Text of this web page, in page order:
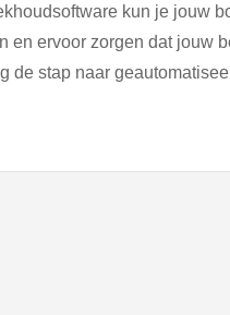
kun je jouw
en ervoor zorgen dat jouw
de stap naar